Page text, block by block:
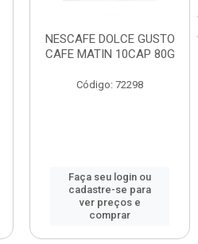
NESCAFE DOLCE GUSTO
CAFE MATIN 10CAP 80G
Código: 72298
Faça seu login ou
cadastre-se para
ver preços e
comprar